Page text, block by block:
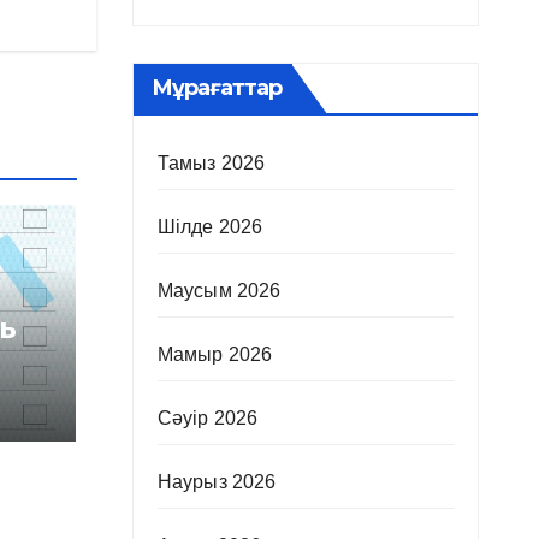
Мұрағаттар
Тамыз 2026
Шілде 2026
Маусым 2026
Мамыр 2026
Сәуір 2026
Наурыз 2026